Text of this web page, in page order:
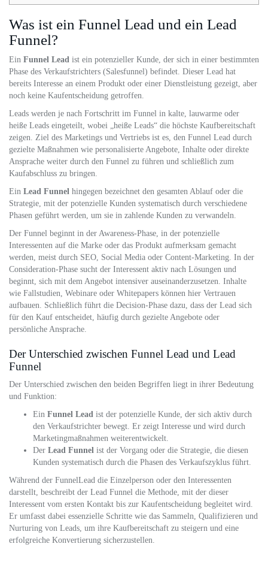
Was ist ein Funnel Lead und ein Lead
Funnel?
Ein Funnel Lead ist ein potenzieller Kunde, der sich in einer bestimmten
Phase des Verkaufstrichters (Salesfunnel) befindet. Dieser Lead hat
bereits Interesse an einem Produkt oder einer Dienstleistung gezeigt, aber
noch keine Kaufentscheidung getroffen.
Leads werden je nach Fortschritt im Funnel in kalte, lauwarme oder
heiße Leads eingeteilt, wobei „heiße Leads“ die höchste Kaufbereitschaft
zeigen. Ziel des Marketings und Vertriebs ist es, den Funnel Lead durch
gezielte Maßnahmen wie personalisierte Angebote, Inhalte oder direkte
Ansprache weiter durch den Funnel zu führen und schließlich zum
Kaufabschluss zu bringen.
Ein Lead Funnel hingegen bezeichnet den gesamten Ablauf oder die
Strategie, mit der potenzielle Kunden systematisch durch verschiedene
Phasen geführt werden, um sie in zahlende Kunden zu verwandeln.
Der Funnel beginnt in der Awareness-Phase, in der potenzielle
Interessenten auf die Marke oder das Produkt aufmerksam gemacht
werden, meist durch SEO, Social Media oder Content-Marketing. In der
Consideration-Phase sucht der Interessent aktiv nach Lösungen und
beginnt, sich mit dem Angebot intensiver auseinanderzusetzen. Inhalte
wie Fallstudien, Webinare oder Whitepapers können hier Vertrauen
aufbauen. Schließlich führt die Decision-Phase dazu, dass der Lead sich
für den Kauf entscheidet, häufig durch gezielte Angebote oder
persönliche Ansprache.
Der Unterschied zwischen Funnel Lead und Lead
Funnel
Der Unterschied zwischen den beiden Begriffen liegt in ihrer Bedeutung
und Funktion:
Ein Funnel Lead ist der potenzielle Kunde, der sich aktiv durch
den Verkaufstrichter bewegt. Er zeigt Interesse und wird durch
Marketingmaßnahmen weiterentwickelt.
Der Lead Funnel ist der Vorgang oder die Strategie, die diesen
Kunden systematisch durch die Phasen des Verkaufszyklus führt.
Während der FunnelLead die Einzelperson oder den Interessenten
darstellt, beschreibt der Lead Funnel die Methode, mit der dieser
Interessent vom ersten Kontakt bis zur Kaufentscheidung begleitet wird.
Er umfasst dabei essenzielle Schritte wie das Sammeln, Qualifizieren und
Nurturing von Leads, um ihre Kaufbereitschaft zu steigern und eine
erfolgreiche Konvertierung sicherzustellen.